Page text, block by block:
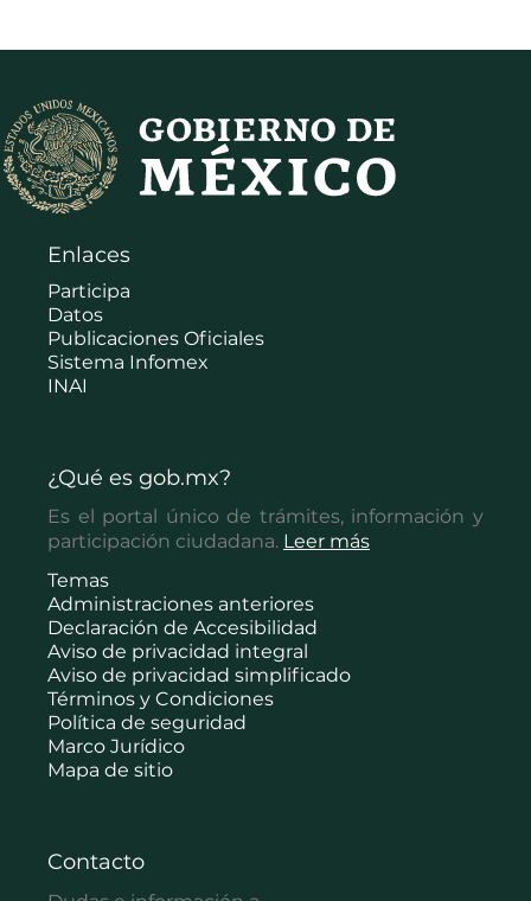
Enlaces
Participa
Datos
Publicaciones Oficiales
Sistema Infomex
INAI
¿Qué es gob.mx?
Es el portal único de trámites, información y
participación ciudadana. Leer más
Temas
Administraciones anteriores
Declaración de Accesibilidad
Aviso de privacidad integral
Aviso de privacidad simplificado
Términos y Condiciones
Política de seguridad
Marco Jurídico
Mapa de sitio
Contacto